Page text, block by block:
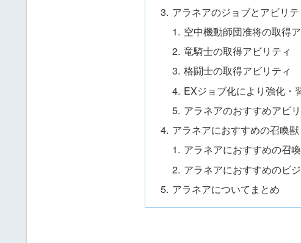
アラネアのジョブとアビリ
空中機動師団准将の取得
竜騎士の取得アビリティ
格闘士の取得アビリティ
EXジョブ化により強化・
アラネアのおすすめアビ
アラネアにおすすめの召喚
アラネアにおすすめの召
アラネアにおすすめのビ
アラネアについてまとめ